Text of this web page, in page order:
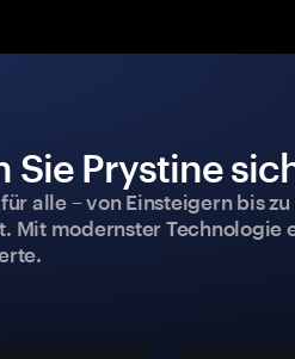
Sie Prystine
alle – von Einsteigern bis
Mit modernster